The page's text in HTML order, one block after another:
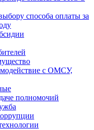
способа оплаты за
с ОМСУ,
полномочий